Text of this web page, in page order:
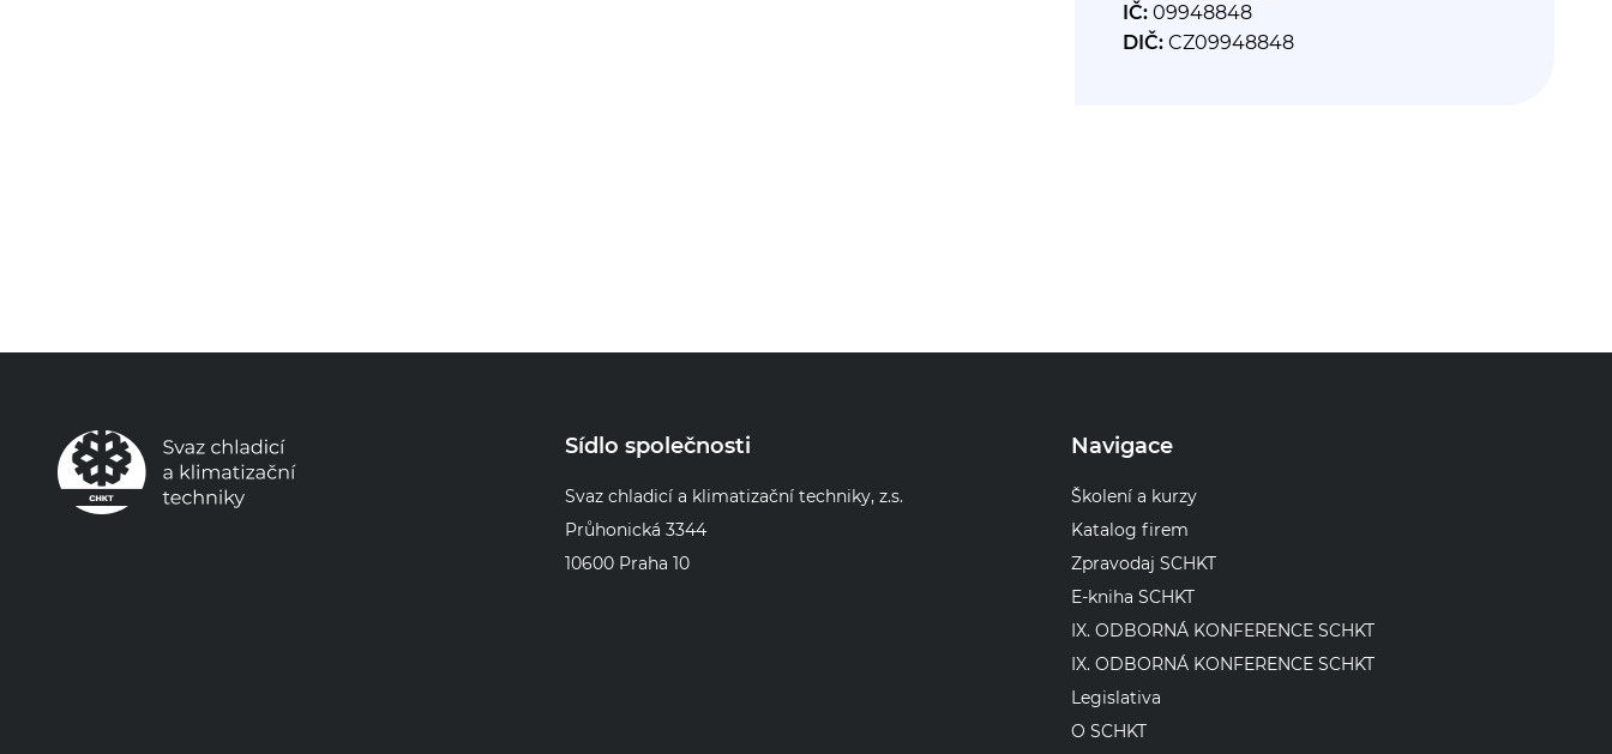
IČ: 09948848
DIČ: CZ09948848
Sídlo společnosti
Svaz chladicí a klimatizační techniky, z.s.
Průhonická 3344
10600 Praha 10
Navigace
Školení a kurzy
Katalog firem
Zpravodaj SCHKT
E-kniha SCHKT
IX. ODBORNÁ KONFERENCE SCHKT
IX. ODBORNÁ KONFERENCE SCHKT
Legislativa
O SCHKT